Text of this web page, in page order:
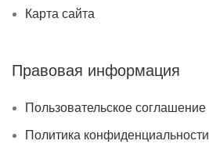
Карта сайта
Правовая информация
Пользовательское соглашение
Политика конфиденциальности